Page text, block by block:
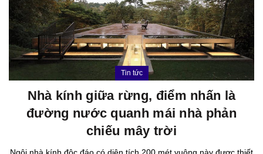
Tin tức
Nhà kính giữa rừng, điểm nhấn là
đường nước quanh mái nhà phản
chiếu mây trời